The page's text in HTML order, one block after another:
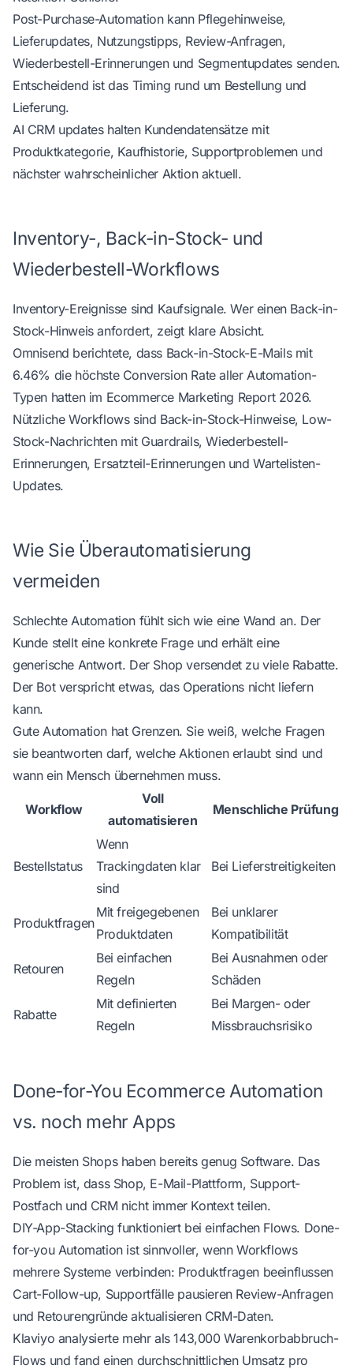
Post-Purchase-Automation kann Pflegehinweise,
Lieferupdates, Nutzungstipps, Review-Anfragen,
Wiederbestell-Erinnerungen und Segmentupdates senden.
Entscheidend ist das Timing rund um Bestellung und
Lieferung.
AI CRM updateshalten Kundendatensätze mit
Produktkategorie, Kaufhistorie, Supportproblemen und
nächster wahrscheinlicher Aktion aktuell.
Inventory-, Back-in-Stock- und
Wiederbestell-Workflows
Inventory-Ereignisse sind Kaufsignale. Wer einen Back-in-
Stock-Hinweis anfordert, zeigt klare Absicht.
Omnisend berichtete, dass Back-in-Stock-E-Mails mit
6.46% die höchste Conversion Rate aller Automation-
Typen hatten im Ecommerce Marketing Report 2026.
Nützliche Workflows sind Back-in-Stock-Hinweise, Low-
Stock-Nachrichten mit Guardrails, Wiederbestell-
Erinnerungen, Ersatzteil-Erinnerungen und Wartelisten-
Updates.
Wie Sie Überautomatisierung
vermeiden
Schlechte Automation fühlt sich wie eine Wand an. Der
Kunde stellt eine konkrete Frage und erhält eine
generische Antwort. Der Shop versendet zu viele Rabatte.
Der Bot verspricht etwas, das Operations nicht liefern
kann.
Gute Automation hat Grenzen. Sie weiß, welche Fragen
sie beantworten darf, welche Aktionen erlaubt sind und
wann ein Mensch übernehmen muss.
Workflow
Voll
automatisieren
Menschliche Prüfung
Bestellstatus
Wenn
Trackingdaten klar
sind
Bei Lieferstreitigkeiten
Produktfragen
Mit freigegebenen
Produktdaten
Bei unklarer
Kompatibilität
Retouren
Bei einfachen
Regeln
Bei Ausnahmen oder
Schäden
Rabatte
Mit definierten
Regeln
Bei Margen- oder
Missbrauchsrisiko
Done-for-You Ecommerce Automation
vs. noch mehr Apps
Die meisten Shops haben bereits genug Software. Das
Problem ist, dass Shop, E-Mail-Plattform, Support-
Postfach und CRM nicht immer Kontext teilen.
DIY-App-Stacking funktioniert bei einfachen Flows. Done-
for-you Automation ist sinnvoller, wenn Workflows
mehrere Systeme verbinden: Produktfragen beeinflussen
Cart-Follow-up, Supportfälle pausieren Review-Anfragen
und Retourengründe aktualisieren CRM-Daten.
Klaviyo analysierte mehr als 143,000 Warenkorbabbruch-
Flows und fand einen durchschnittlichen Umsatz pro